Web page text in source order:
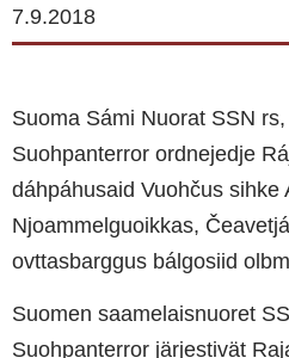
7.9.2018
Suoma Sámi Nuorat SSN
Suohpanterror ordnejedje
dáhpáhusaid Vuohčus sihke
Njoammelguoikkas,
ovttasbarggus bálgosiid
Suomen saamelaisnuoret
Suohpanterror järjestivät